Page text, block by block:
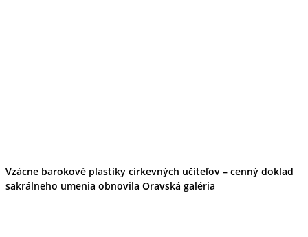
Vzácne barokové plastiky cirkevných učiteľov – cenný doklad
sakrálneho umenia obnovila Oravská galéria